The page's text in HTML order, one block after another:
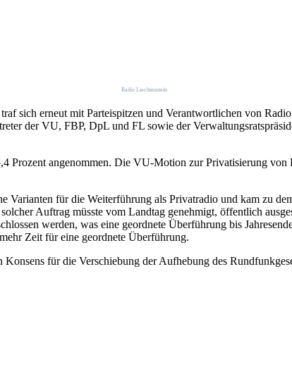
Radio Liechtenstein
sich erneut mit Parteispitzen und Verantwortlichen von
der VU, FBP, DpL und FL sowie der
angenommen. Die VU-Motion zur Privatisierung von
für die Weiterführung als Privatradio und kam zu
Auftrag müsste vom Landtag genehmigt, öffentlich
werden, was eine geordnete Überführung bis
Zeit für eine geordnete Überführung.
für die Verschiebung der Aufhebung des